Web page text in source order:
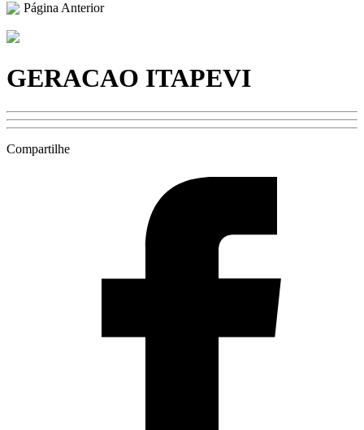
Página Anterior
GERACAO ITAPEVI
Compartilhe